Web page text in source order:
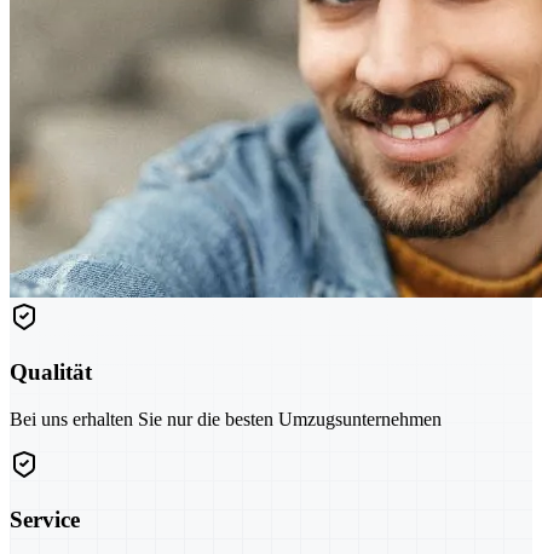
Qualität
Bei uns erhalten Sie nur die besten Umzugsunternehmen
Service